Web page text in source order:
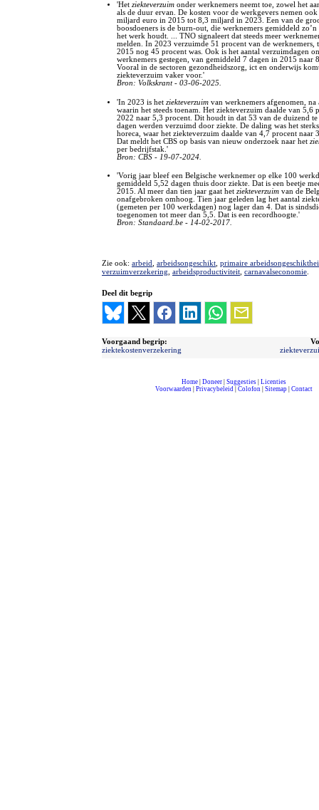
'Hetziekteverzuim onder werknemers neemt toe, zowel het
als de duur ervan. De kosten voor de werkgevers nemen
miljard euro in 2015 tot 8,3 miljard in 2023. Een van de
boosdoeners is de burn-out, die werknemers gemiddeld
het werk houdt. ... TNO signaleert dat steeds meer
melden. In 2023 verzuimde 51 procent van de
2015 nog 45 procent was. Ook is het aantal verzuimdagen
werknemers gestegen, van gemiddeld 7 dagen in 2015 naar
Vooral in de sectoren gezondheidszorg, ict en onderwijs
ziekteverzuim vaker voor.'
Bron: Volkskrant - 03-06-2025.
'In 2023 is hetziekteverzuim van werknemers afgenomen, na
waarin het steeds toenam. Het ziekteverzuim daalde van 5,6
2022 naar 5,3 procent. Dit houdt in dat 53 van de duizend
dagen werden verzuimd door ziekte. De daling was het
horeca, waar het ziekteverzuim daalde van 4,7 procent naar
Dat meldt het CBS op basis van nieuw onderzoek naar het
per bedrijfstak.'
Bron: CBS - 19-07-2024.
'Vorig jaar bleef een Belgische werknemer op elke 100
gemiddeld 5,52 dagen thuis door ziekte. Dat is een beetje
2015. Al meer dan tien jaar gaat hetziekteverzuim van de
onafgebroken omhoog. Tien jaar geleden lag het aantal
(gemeten per 100 werkdagen) nog lager dan 4. Dat is
toegenomen tot meer dan 5,5. Dat is een recordhoogte.'
Bron: Standaard.be - 14-02-2017.
Zie ook: arbeid arbeidsongeschikt primaire
verzuimverzekering arbeidsproductiviteit carnavalseconomie
Deel dit begrip
Voorgaand begrip:
ziektekostenverzekering
Home| Doneer| Suggesties| Licenties
Voorwaarden| Privacybeleid| Colofon| Sitemap| Contact